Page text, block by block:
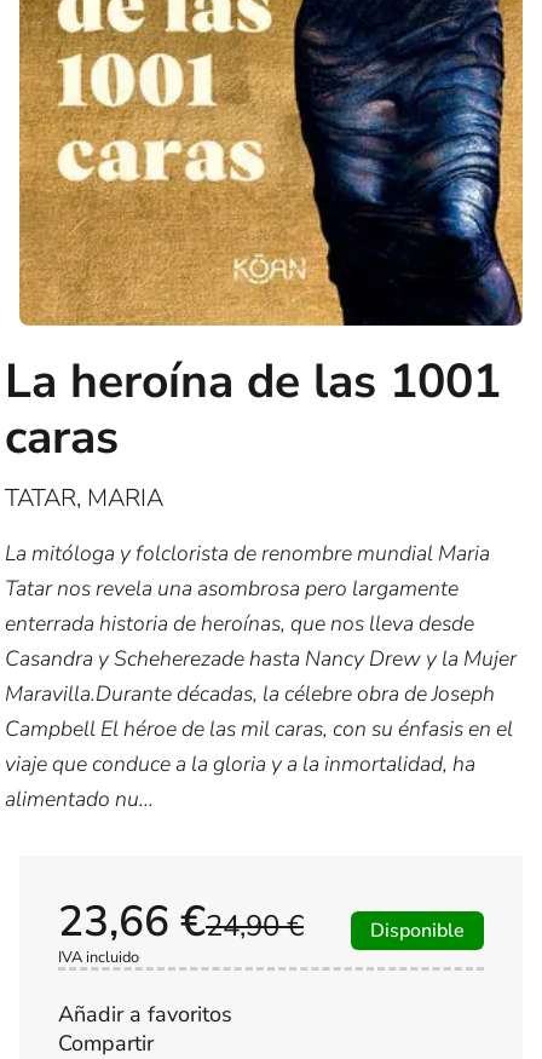
La heroína de las 1001
caras
TATAR, MARIA
La mitóloga y folclorista de renombre mundial Maria
Tatar nos revela una asombrosa pero largamente
enterrada historia de heroínas, que nos lleva desde
Casandra y Scheherezade hasta Nancy Drew y la Mujer
Maravilla.Durante décadas, la célebre obra de Joseph
Campbell El héroe de las mil caras, con su énfasis en el
viaje que conduce a la gloria y a la inmortalidad, ha
alimentado nu...
24,90 €
23,66 €
IVA incluido
Disponible
Añadir a favoritos
Compartir